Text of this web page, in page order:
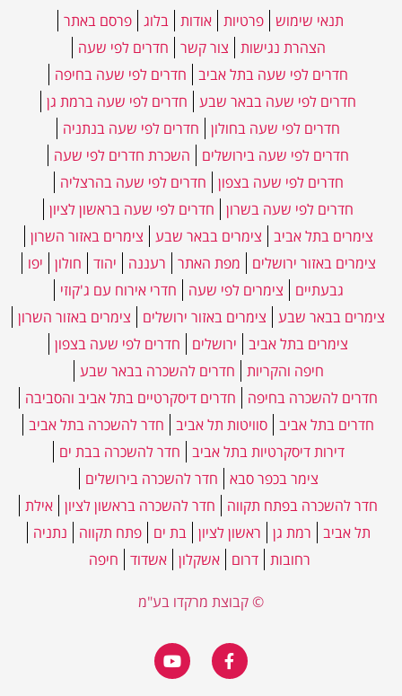
תנאי שימוש פרטיות אודות בלוג
פרסם באתר
הצהרת נגישות
צור קשר
חדרים לפי שעה
חדרים לפי שעה בתל אביב
חדרים לפי שעה בחיפה
חדרים לפי שעה בבאר שבע
חדרים לפי שעה ברמת גן
חדרים לפי שעה בחולון
חדרים לפי שעה בנתניה
חדרים לפי שעה בירושלים
השכרת חדרים לפי שעה
חדרים לפי שעה בצפון
חדרים לפי שעה בהרצליה
חדרים לפי שעה בשרון
חדרים לפי שעה בראשון לציון
צימרים בתל אביב
צימרים בבאר שבע
צימרים באזור השרון
צימרים באזור ירושלים
מפת האתר רעננה יהוד חולון
יפו
גבעתיים
צימרים לפי שעה
חדרי אירוח עם ג'קוזי
צימרים בבאר שבע
צימרים באזור ירושלים
צימרים באזור השרון
צימרים בתל אביב
ירושלים
חדרים לפי שעה בצפון
חיפה והקריות
חדרים להשכרה בבאר שבע
חדרים להשכרה בחיפה
חדרים דיסקרטיים בתל אביב והסביבה
חדרים בתל אביב סוויטות תל אביב
חדר להשכרה בתל אביב
דירות דיסקרטיות בתל אביב
חדר להשכרה בבת ים
צימר בכפר סבא
חדר להשכרה בירושלים
חדר להשכרה בפתח תקווה
חדר להשכרה בראשון לציון אילת
תל אביב
רמת גן ראשון לציון בת ים פתח תקווה
נתניה
רחובות
דרום אשקלון אשדוד חיפה
© קבוצת מרקדו בע"מ